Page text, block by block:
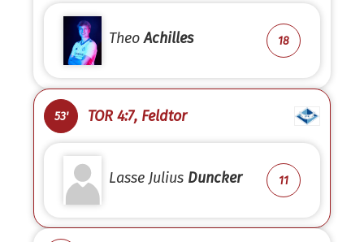
TheoAchilles 18
53' TOR 4:7, Feldtor
Lasse Julius Duncker 11